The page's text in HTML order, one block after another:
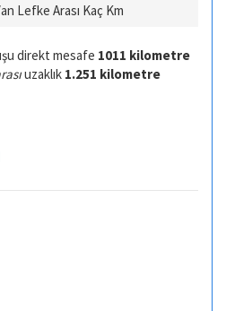
Lefke Arası Kaç Km
direkt mesafe 1011 kilometre
uzaklık 1.251 kilometre